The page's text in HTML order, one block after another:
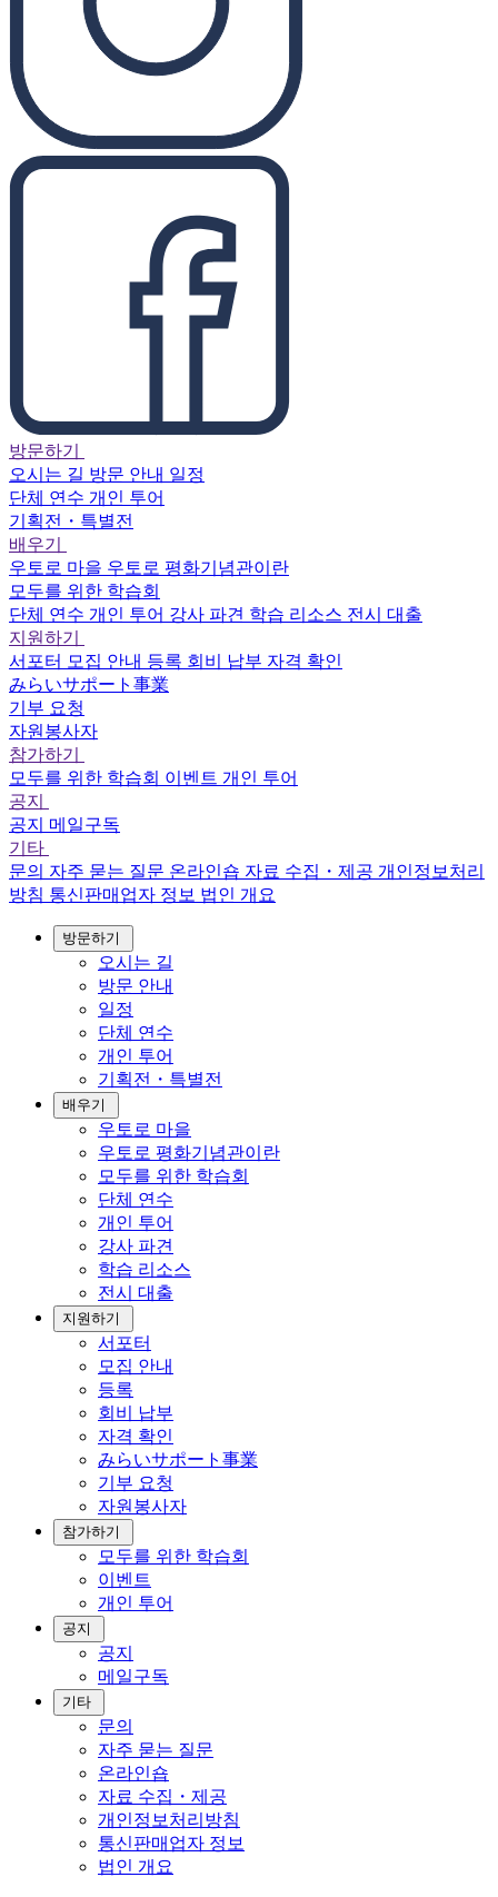
방문하기
오시는 길 방문 안내 일정
단체 연수 개인 투어
기획전・특별전
배우기
우토로 마을 우토로 평화기념관이란
모두를 위한 학습회
단체 연수 개인 투어 강사 파견 학습 리소스 전시 대출
지원하기
서포터 모집 안내 등록 회비 납부 자격 확인
みらいサポート事業
기부 요청
자원봉사자
참가하기
모두를 위한 학습회 이벤트 개인 투어
공지
공지 메일구독
기타
문의 자주 묻는 질문 온라인숍 자료 수집・제공 개인정보처리
방침 통신판매업자 정보 법인 개요
방문하기
오시는 길
방문 안내
일정
단체 연수
개인 투어
기획전・특별전
배우기
우토로 마을
우토로 평화기념관이란
모두를 위한 학습회
단체 연수
개인 투어
강사 파견
학습 리소스
전시 대출
지원하기
서포터
모집 안내
등록
회비 납부
자격 확인
みらいサポート事業
기부 요청
자원봉사자
참가하기
모두를 위한 학습회
이벤트
개인 투어
공지
공지
메일구독
기타
문의
자주 묻는 질문
온라인숍
자료 수집・제공
개인정보처리방침
통신판매업자 정보
법인 개요